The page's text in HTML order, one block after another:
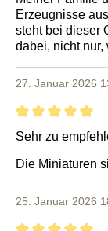
Erzeugnisse
steht bei dieser
dabei, nicht
27. Januar 2026
Bewertung mit 5
Sehr zu
Die Miniaturen
25. Januar 2026